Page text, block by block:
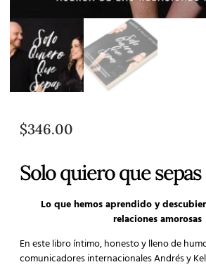
$346.00
Solo quiero que sepas
Lo que hemos aprendido y
relaciones amorosas
En este libro íntimo, honesto y lleno de
comunicadores internacionales Andrés y